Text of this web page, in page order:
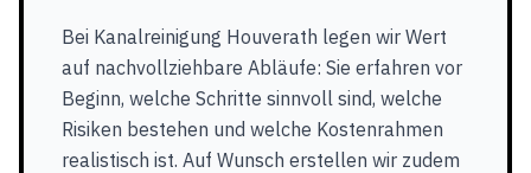
Bei Kanalreinigung Houverath legen wir Wert
auf nachvollziehbare Abläufe: Sie erfahren vor
Beginn, welche Schritte sinnvoll sind, welche
Risiken bestehen und welche Kostenrahmen
realistisch ist. Auf Wunsch erstellen wir zudem